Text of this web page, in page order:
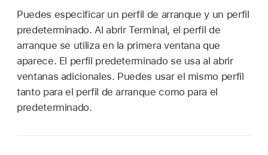
Puedes especificar un perfil de arranque y un perfil
predeterminado. Al abrir Terminal, el perfil de
arranque se utiliza en la primera ventana que
aparece. El perfil predeterminado se usa al abrir
ventanas adicionales. Puedes usar el mismo perfil
tanto para el perfil de arranque como para el
predeterminado.